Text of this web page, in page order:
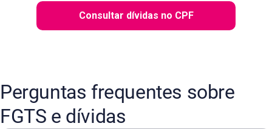
Consultar dívidas no CPF
Perguntas frequentes sobre
FGTS e dívidas